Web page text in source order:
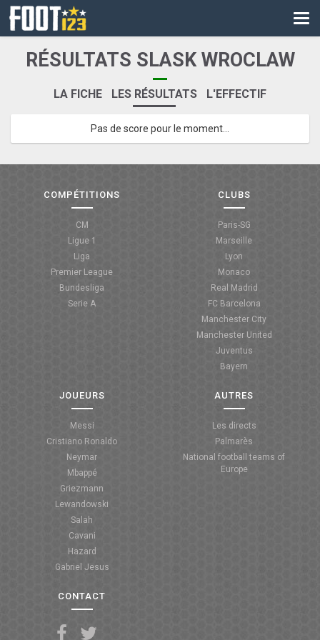
CM
LES DIRECTS
COUPE DE FRANCE
RÉSULTATS SLASK WROCLAW
LA FICHE LES RÉSULTATS L'EFFECTIF
Pas de score pour le moment...
COMPÉTITIONS
CM
Ligue 1
Liga
Premier League
Bundesliga
Serie A
CLUBS
Paris-SG
Marseille
Lyon
Monaco
Real Madrid
FC Barcelona
Manchester City
Manchester United
Juventus
Bayern
JOUEURS
Messi
Cristiano Ronaldo
Neymar
Mbappé
Griezmann
Lewandowski
Salah
Cavani
Hazard
Gabriel Jesus
AUTRES
Les directs
Palmarès
National football teams of
Europe
CONTACT